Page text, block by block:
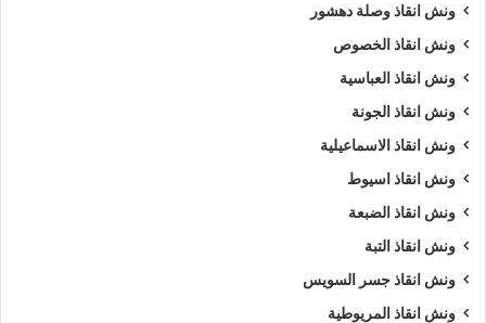
ونش انقاذ وصلة دهشور
ونش انقاذ الخصوص
ونش انقاذ العباسية
ونش انقاذ الجونة
ونش انقاذ الاسماعيلية
ونش انقاذ اسيوط
ونش انقاذ الضبعة
ونش انقاذ التبة
ونش انقاذ جسر السويس
ونش انقاذ المريوطية